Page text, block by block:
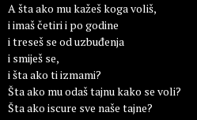
A šta ako mu kažeš koga voliš,
i imaš četiri i po godine
i treseš se od uzbuđenja
i smiješ se,
i šta ako ti izmami?
Šta ako mu odaš tajnu kako se voli?
Šta ako iscure sve naše tajne?